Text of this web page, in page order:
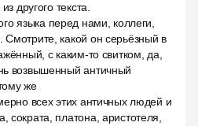
другого текста.
языка перед нами, коллеги,
какой он серьёзный в
с каким-то свитком, да,
возвышенный античный
же
всех этих античных людей и
сократа, платона, аристотеля,